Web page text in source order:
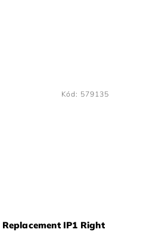
Replacement IP1 Right
Kód: 579135